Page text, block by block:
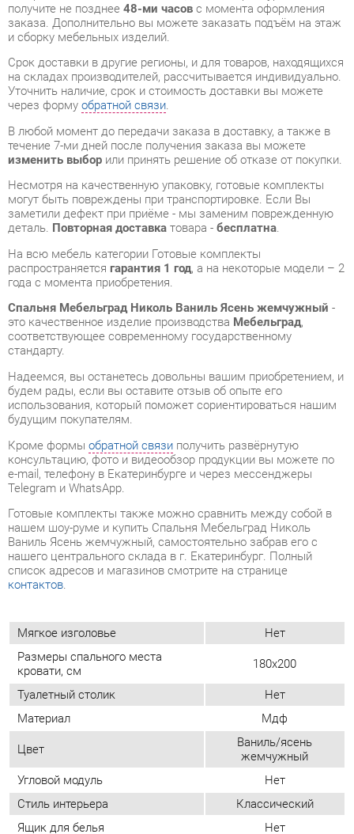
Срок доставки в другие регионы, и для товаров, находящихся
на складах производителей, рассчитывается индивидуально.
Уточнить наличие, срок и стоимость доставки вы можете
В любой момент до передачи заказа в доставку, а также в
течение 7-ми дней после получения заказа вы можете
изменить выборили принять решение об отказе от покупки.
Несмотря на качественную упаковку, готовые комплекты
могут быть повреждены при транспортировке. Если Вы
заметили дефект при приёме - мы заменим поврежденную
деталь.Повторная доставка товара -бесплатна.
На всю мебель категории Готовые комплекты
распространяетсягарантия 1 год, а на некоторые модели – 2
года с момента приобретения.
это качественное изделие производства Мебельград
соответствующее современному государственному
стандарту.
Надеемся, вы останетесь довольны вашим приобретением, и
будем рады, если вы оставите отзыв об опыте его
использования, который поможет сориентироваться нашим
будущим покупателям.
Кроме формы обратной связиполучить развёрнутую
консультацию, фото и видеообзор продукции вы можете по
e-mail, телефону в Екатеринбурге и через мессенджеры
Telegram и WhatsApp.
Готовые комплекты также можно сравнить между собой в
нашем шоу-руме и купить Спальня Мебельград Николь
Ваниль Ясень жемчужный, самостоятельно забрав его с
нашего центрального склада в г. Екатеринбург. Полный
список адресов и магазинов смотрите на странице
контактов.
Мягкое изголовье Нет
Размеры спального места
кровати, см
Материал
Мдф
Цвет Ваниль/ясень
Угловой модуль
Нет
Стиль интерьера
Классический
Ящик для белья
Нет
ОТЗЫВЫ
Пока нет отзывов, поделитесь первым своим мнением.